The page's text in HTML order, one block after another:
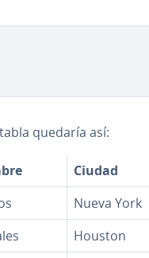
quedaría así:
Ciudad
Nueva York
Houston